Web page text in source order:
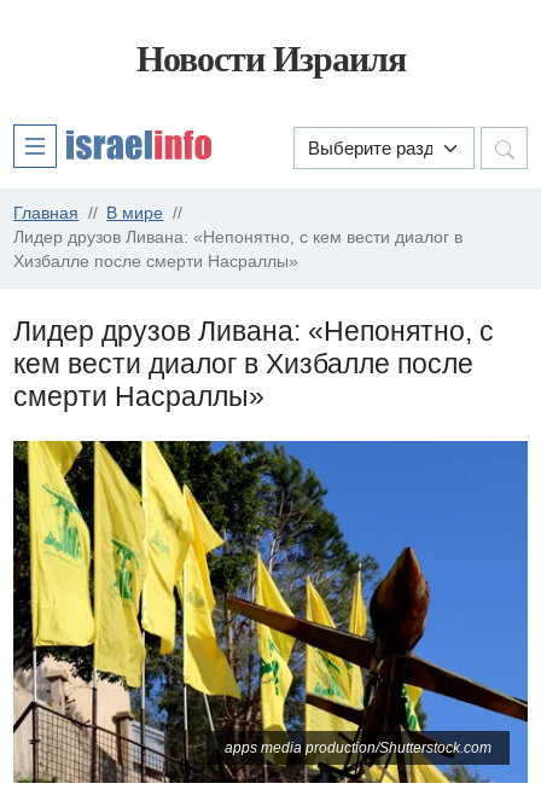
Новости Израиля
Главная
В мире
Лидер друзов Ливана: «Непонятно, с кем вести диалог в
Хизбалле после смерти Насраллы»
Лидер друзов Ливана: «Непонятно, с
кем вести диалог в Хизбалле после
смерти Насраллы»
apps media production/Shutterstock.com